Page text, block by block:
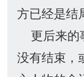
方已经是结
更后来的
没有结束，